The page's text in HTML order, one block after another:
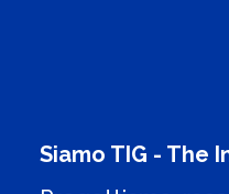
Siamo TIG - The